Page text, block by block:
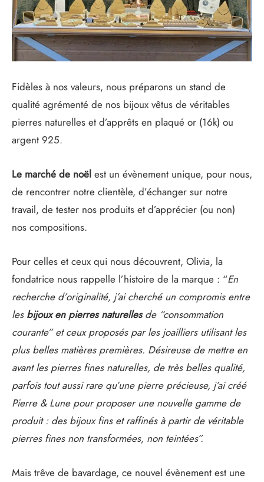
Fidèles à nos valeurs, nous préparons un stand de
qualité agrémenté de nos bijoux vêtus de véritables
pierres naturelles et d’apprêts en plaqué or (16k) ou
argent 925.
Le marché de noël est un évènement unique, pour nous,
de rencontrer notre clientèle, d’échanger sur notre
travail, de tester nos produits et d’apprécier (ou non)
nos compositions.
Pour celles et ceux qui nous découvrent, Olivia, la
fondatrice nous rappelle l’histoire de la marque : “En
recherche d’originalité, j’ai cherché un compromis entre
les bijoux en pierres naturellesde “consommation
courante” et ceux proposés par les joailliers utilisant les
plus belles matières premières. Désireuse de mettre en
avant les pierres fines naturelles, de très belles qualité,
parfois tout aussi rare qu’une pierre précieuse, j’ai créé
Pierre & Lune pour proposer une nouvelle gamme de
produit : des bijoux fins et raffinés à partir de véritable
pierres fines non transformées, non teintées”.
Mais trêve de bavardage, ce nouvel évènement est une